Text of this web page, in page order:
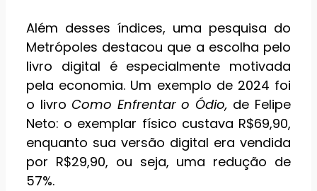
Além desses índices, uma pesquisa do
Metrópoles destacou que a escolha pelo
livro digital é especialmente motivada
pela economia. Um exemplo de 2024 foi
o livroComo Enfrentar o Ódio, de Felipe
Neto: o exemplar físico custava R$69,90,
enquanto sua versão digital era vendida
por R$29,90, ou seja, uma redução de
57%.